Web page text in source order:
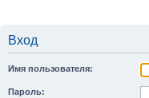
Вход
Имя пользователя:
Пароль: